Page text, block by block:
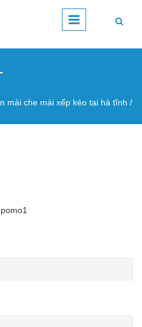
mái che mái xếp kéo tại hà tĩnh /